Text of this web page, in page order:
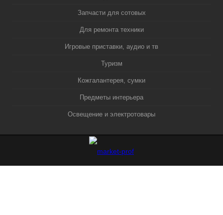
Запчасти для сотовых
Для ремонта техники
Игровые приставки, аудио и тв
Туризм
Кожгалантерея, сумки
Предметы интерьера
Освещение и электротовары